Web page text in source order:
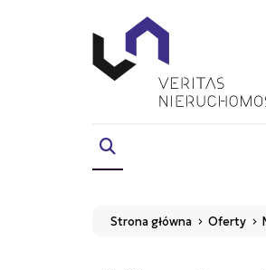
Strona główna Oferty